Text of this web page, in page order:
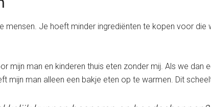
Je hoeft minder ingrediënten te kopen voor die
mijn man en kinderen thuis eten zonder mij. Als we dan
mijn man alleen een bakje eten op te warmen. Dit